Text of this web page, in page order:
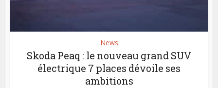
News
Skoda Peaq : le nouveau grand SUV
électrique 7 places dévoile ses
ambitions